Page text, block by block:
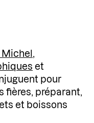
et
pour
fières, préparant,
et boissons